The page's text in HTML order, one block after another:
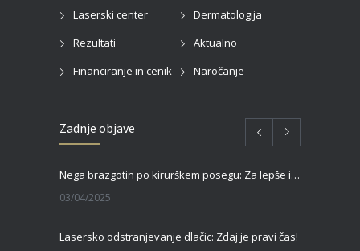
Laserski center
Dermatologija
Rezultati
Aktualno
Financiranje in cenik
Naročanje
Zadnje objave
Nega brazgotin po kirurškem posegu: Za lepše in hitrejše celjenje
03/04/2025
Lasersko odstranjevanje dlačic: Zdaj je pravi čas!